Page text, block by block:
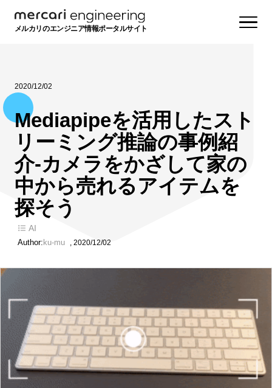
メルカリのエンジニア情報ポータルサイト
2020/12/02
Mediapipeを活用したスト
リーミング推論の事例紹
介-カメラをかざして家の
中から売れるアイテムを
探そう
AI
Author: ku-mu , 2020/12/02